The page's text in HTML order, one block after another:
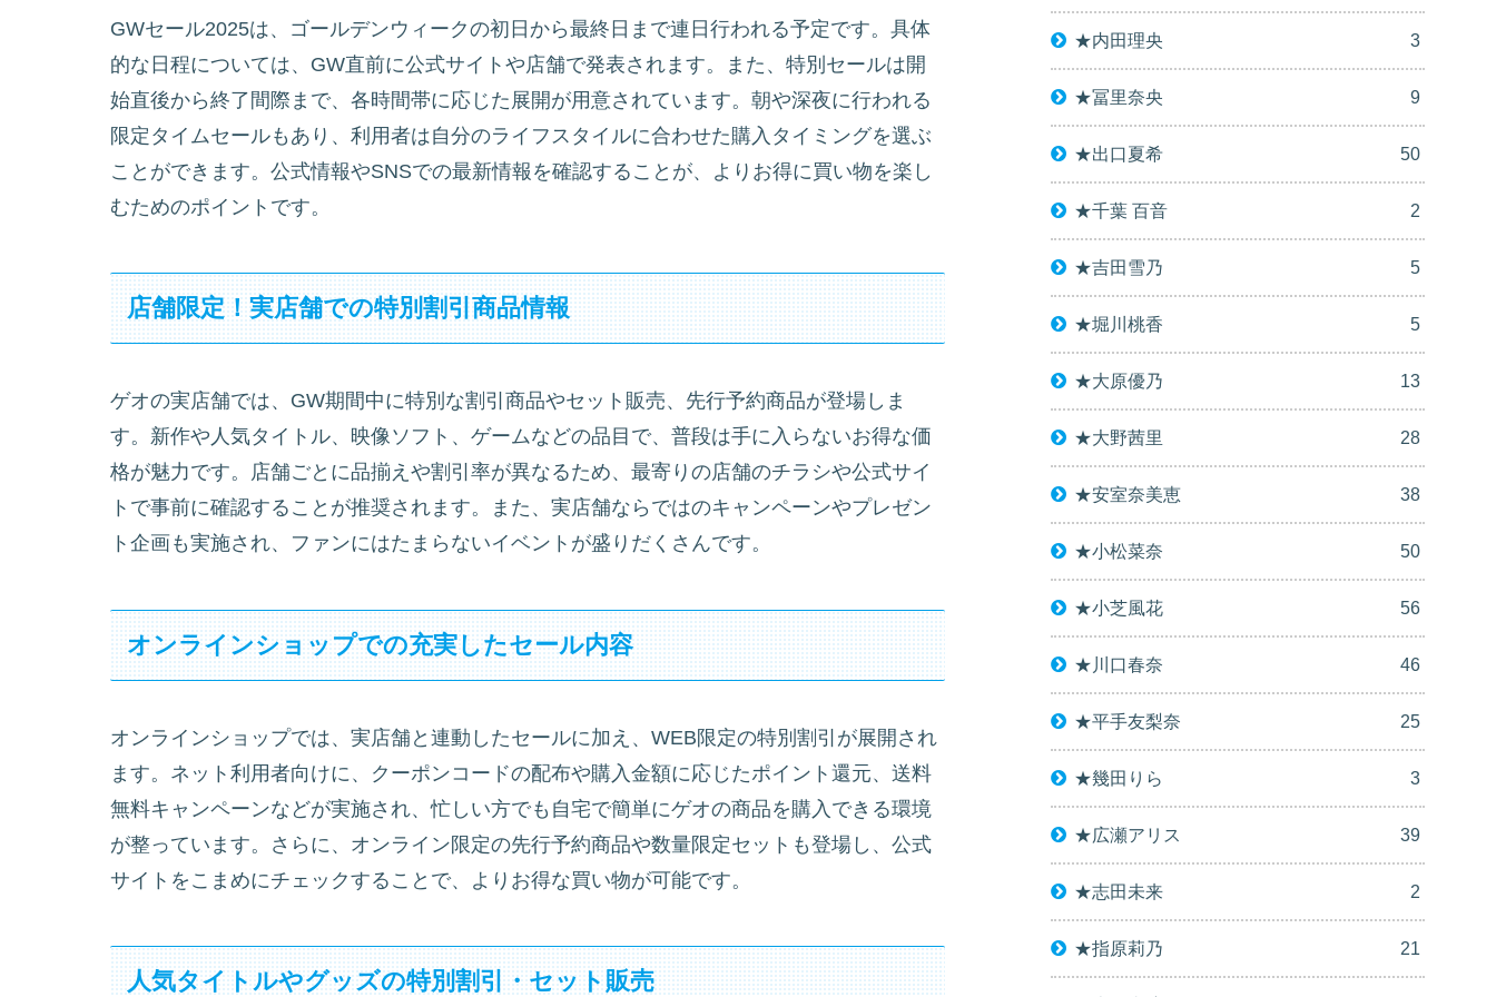
GWセール2025は、ゴールデンウィークの初日から最終日まで連日行われる予定です。具体
的な日程については、GW直前に公式サイトや店舗で発表されます。また、特別セールは開
始直後から終了間際まで、各時間帯に応じた展開が用意されています。朝や深夜に行われる
限定タイムセールもあり、利用者は自分のライフスタイルに合わせた購入タイミングを選ぶ
ことができます。公式情報やSNSでの最新情報を確認することが、よりお得に買い物を楽し
むためのポイントです。
店舗限定！実店舗での特別割引商品情報
ゲオの実店舗では、GW期間中に特別な割引商品やセット販売、先行予約商品が登場しま
す。新作や人気タイトル、映像ソフト、ゲームなどの品目で、普段は手に入らないお得な価
格が魅力です。店舗ごとに品揃えや割引率が異なるため、最寄りの店舗のチラシや公式サイ
トで事前に確認することが推奨されます。また、実店舗ならではのキャンペーンやプレゼン
ト企画も実施され、ファンにはたまらないイベントが盛りだくさんです。
オンラインショップでの充実したセール内容
オンラインショップでは、実店舗と連動したセールに加え、WEB限定の特別割引が展開され
ます。ネット利用者向けに、クーポンコードの配布や購入金額に応じたポイント還元、送料
無料キャンペーンなどが実施され、忙しい方でも自宅で簡単にゲオの商品を購入できる環境
が整っています。さらに、オンライン限定の先行予約商品や数量限定セットも登場し、公式
サイトをこまめにチェックすることで、よりお得な買い物が可能です。
人気タイトルやグッズの特別割引・セット販売
★内田理央 3
★冨里奈央 9
★出口夏希 50
★千葉 百音 2
★吉田雪乃 5
★堀川桃香 5
★大原優乃 13
★大野茜里 28
★安室奈美恵 38
★小松菜奈 50
★小芝風花 56
★川口春奈 46
★平手友梨奈 25
★幾田りら 3
★広瀬アリス 39
★志田未来 2
★指原莉乃 21